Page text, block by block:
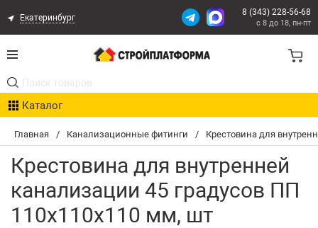
Главная / Канализационные фитинги / Крестовина для
Крестовина для внутренней
канализации 45 градусов ПП
110х110х110 мм, шт
Екатеринбург
8 (343) 228-56-68
с 8 до 18, пн-пт
Каталог
Акции
Расчет доставки
Организациям
Опыт поставок
Статьи